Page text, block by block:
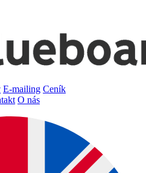
E-mailing Ceník
O nás